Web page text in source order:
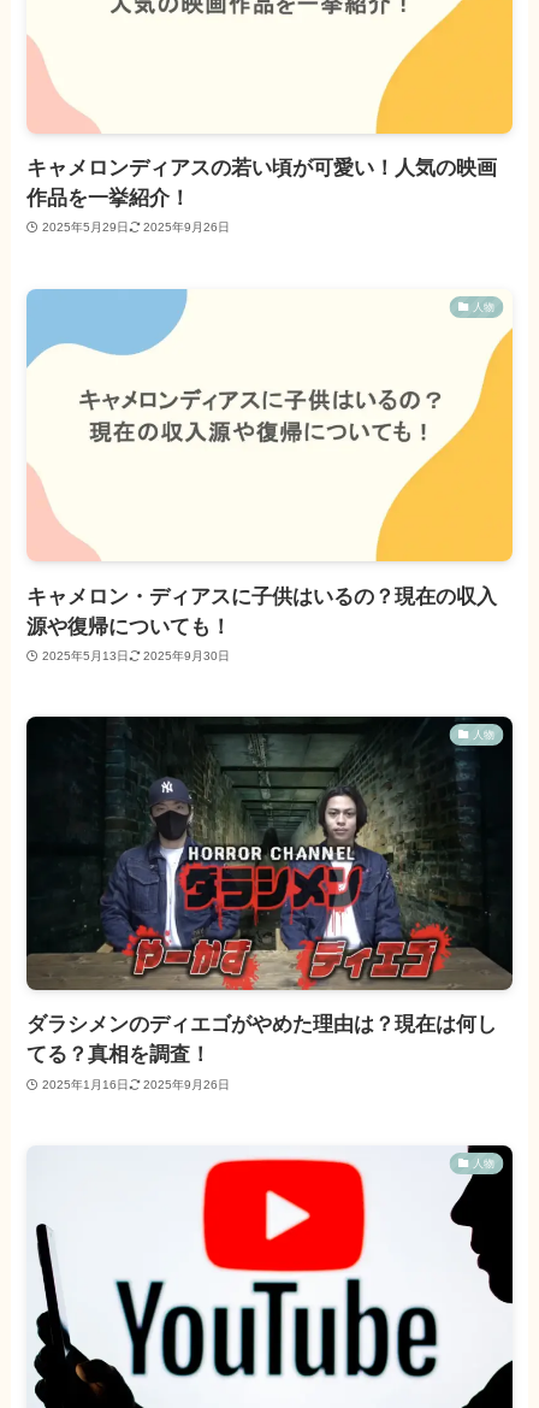
キャメロンディアスの若い頃が可愛い！人気の映画
作品を一挙紹介！
2025年5月29日 2025年9月26日
人物
キャメロン・ディアスに子供はいるの？現在の収入
源や復帰についても！
2025年5月13日 2025年9月30日
人物
ダラシメンのディエゴがやめた理由は？現在は何し
てる？真相を調査！
2025年1月16日 2025年9月26日
人物